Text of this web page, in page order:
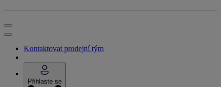
Kontaktovat prodejní tým
Přihlaste se